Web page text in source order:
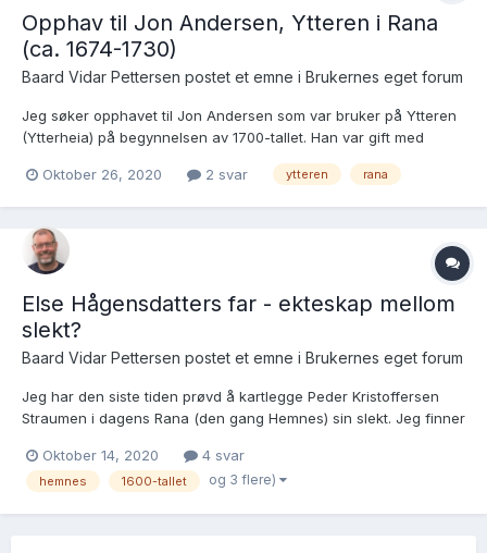
Opphav til Jon Andersen, Ytteren i Rana
(ca. 1674-1730)
Baard Vidar Pettersen postet et emne i Brukernes eget forum
Jeg søker opphavet til Jon Andersen som var bruker på Ytteren
(Ytterheia) på begynnelsen av 1700-tallet. Han var gift med
familien i gardshistorien til Mo Prestegjeld:
page=449&sea...
Oktober 26, 2020 2 svar ytteren rana
Else Hågensdatters far - ekteskap mellom
slekt?
Baard Vidar Pettersen postet et emne i Brukernes eget forum
Jeg har den siste tiden prøvd å kartlegge Peder Kristoffersen
Straumen i dagens Rana (den gang Hemnes) sin slekt. Jeg finner
Haagensdatter, var datter av Haagen Jensen på Hauknes i
Nesna. Dersom dette stemmer får jeg følgende slektslinjer:...
Oktober 14, 2020 4 svar
hemnes 1600-tallet og 3 flere)